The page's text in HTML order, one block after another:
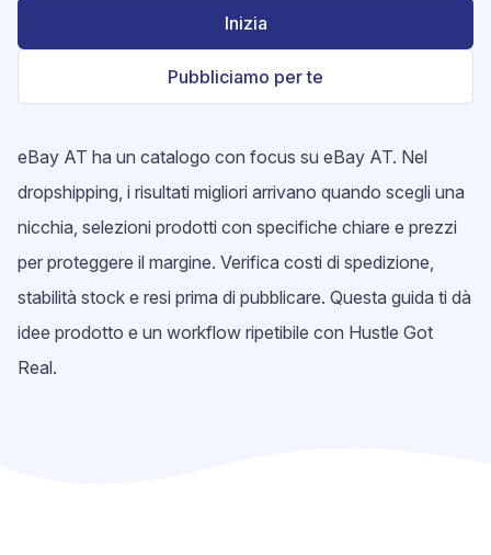
Inizia
Pubbliciamo per te
eBay AT ha un catalogo con focus su eBay AT. Nel
dropshipping, i risultati migliori arrivano quando scegli una
nicchia, selezioni prodotti con specifiche chiare e prezzi
per proteggere il margine. Verifica costi di spedizione,
stabilità stock e resi prima di pubblicare. Questa guida ti dà
idee prodotto e un workflow ripetibile con Hustle Got
Real.